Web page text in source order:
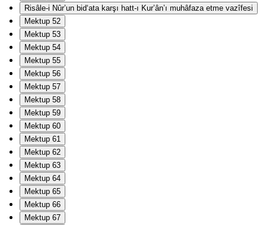
Risâle-i Nûr’un bid‘ata karşı hatt-ı Kur’ân’ı muhâfaza etme vazîfesi
Mektup 52
Mektup 53
Mektup 54
Mektup 55
Mektup 56
Mektup 57
Mektup 58
Mektup 59
Mektup 60
Mektup 61
Mektup 62
Mektup 63
Mektup 64
Mektup 65
Mektup 66
Mektup 67